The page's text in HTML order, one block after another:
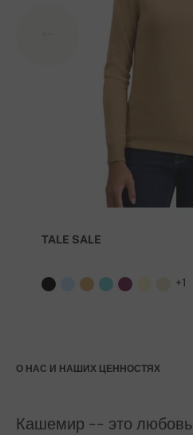
TALE SALE
+1
О НАС И НАШИХ ЦЕННОСТЯХ
Кашемир -- это любовь